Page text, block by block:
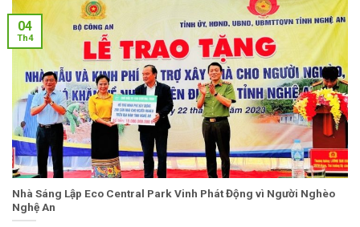
Nhà Sáng Lập Eco Central Park Vinh Phát Động vì Người Nghèo
Nghệ An
04
Th4